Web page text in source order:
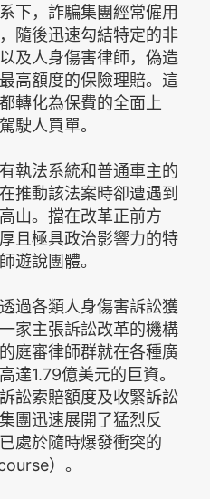
下，詐騙集團經常僱用
隨後迅速勾結特定的非
及人身傷害律師，偽造
高額度的保險理賠。這
轉化為保費的全面上
駛人買單。
執法系統和普通車主的
推動該法案時卻遭遇到
山。擋在改革正前方
且極具政治影響力的特
說團體。
過各類人身傷害訴訟獲
家主張訴訟改革的機構
庭審律師群就在各種廣
達1.79億美元的巨資。
訟索賠額度及收緊訴訟
團迅速展開了猛烈反
處於隨時爆發衝突的
）。